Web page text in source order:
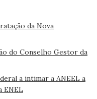
da Nova
do Conselho Gestor da
a intimar a ANEEL a
ENEL